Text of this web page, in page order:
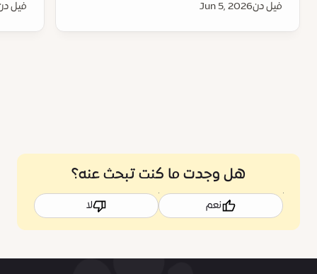
فيل دنJun 5, 2026 فيل
هل وجدت ما كنت تبحث عنه؟
نعم لا